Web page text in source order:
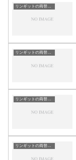
リンギットの両替目安
リンギットの両替目安
リンギットの両替目安
リンギットの両替目安